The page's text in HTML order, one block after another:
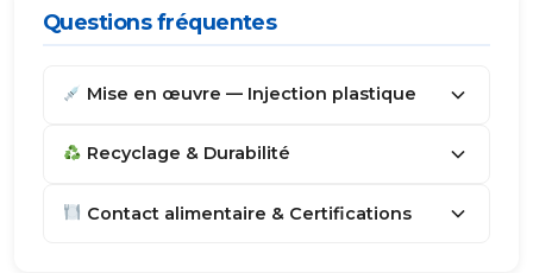
Questions fréquentes
Mise en œuvre — Injection plastique
Recyclage & Durabilité
Contact alimentaire & Certifications